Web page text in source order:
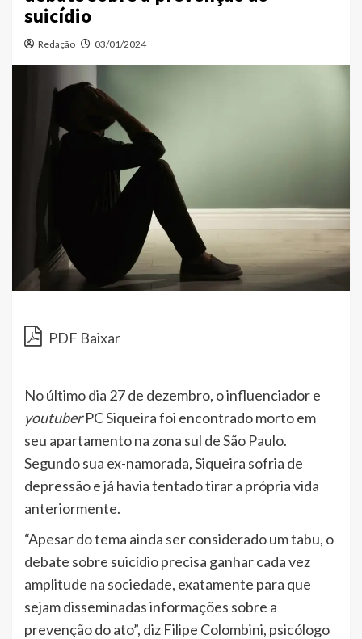
suicídio
Redação 03/01/2024
PDF Baixar
No último dia 27 de dezembro, o influenciador e
youtuberPC Siqueira foi encontrado morto em
seu apartamento na zona sul de São Paulo.
Segundo sua ex-namorada, Siqueira sofria de
depressão e já havia tentado tirar a própria vida
anteriormente.
“Apesar do tema ainda ser considerado um tabu, o
debate sobre suicídio precisa ganhar cada vez
amplitude na sociedade, exatamente para que
sejam disseminadas informações sobre a
prevenção do ato”, diz Filipe Colombini, psicólogo